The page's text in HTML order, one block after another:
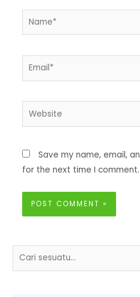
Save my name, email,
for the next time I comment.